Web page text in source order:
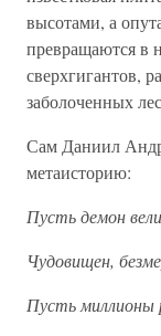
высотами, а
превращаются в
сверхгигантов,
заболоченных
Сам Даниил
метаисторию:
Пусть демон
Чудовищен,
Пусть миллионы